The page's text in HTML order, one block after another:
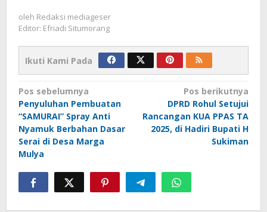
oleh Redaksi mediageser
Editor: Efriadi Situmorang
Ikuti Kami Pada
Navigasi
pos
Pos sebelumnya
Penyuluhan Pembuatan
“SAMURAI” Spray Anti
Nyamuk Berbahan Dasar
Serai di Desa Marga
Mulya
Pos berikutnya
DPRD Rohul Setujui
Rancangan KUA PPAS TA
2025, di Hadiri Bupati H
Sukiman